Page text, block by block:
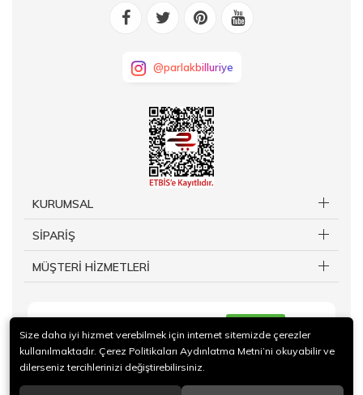
@parlakbilluriye
KURUMSAL
SİPARİŞ
MÜŞTERİ HİZMETLERİ
Size daha iyi hizmet verebilmek için internet sitemizde çerezler
kullanılmaktadır. Çerez Politikaları Aydınlatma Metni’ni okuyabilir ve
dilerseniz tercihlerinizi değiştirebilirsiniz.